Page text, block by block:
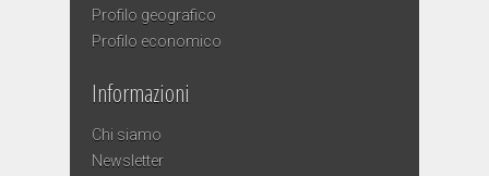
Profilo geografico
Profilo economico
Informazioni
Chi siamo
Newsletter